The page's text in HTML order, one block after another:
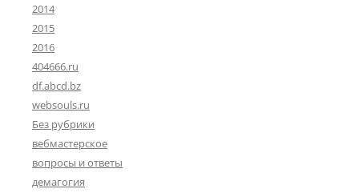
2014
2015
2016
404666.ru
df.abcd.bz
websouls.ru
Без рубрики
вебмастерское
вопросы и ответы
демагогия